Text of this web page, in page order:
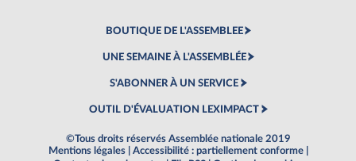
BOUTIQUE DE L'ASSEMBLEE
UNE SEMAINE À L'ASSEMBLÉE
S'ABONNER À UN SERVICE
OUTIL D'ÉVALUATION LEXIMPACT
©Tous droits réservés Assemblée nationale 2019
Mentions légales
Accessibilité : partiellement conforme